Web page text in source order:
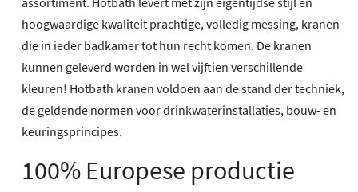
hoogwaardige kwaliteit prachtige, volledig messing, kranen
die in ieder badkamer tot hun recht komen. De kranen
kunnen geleverd worden in wel vijftien verschillende
kleuren! Hotbath kranen voldoen aan de stand der techniek,
de geldende normen voor drinkwaterinstallaties, bouw- en
keuringsprincipes.
100% Europese productie